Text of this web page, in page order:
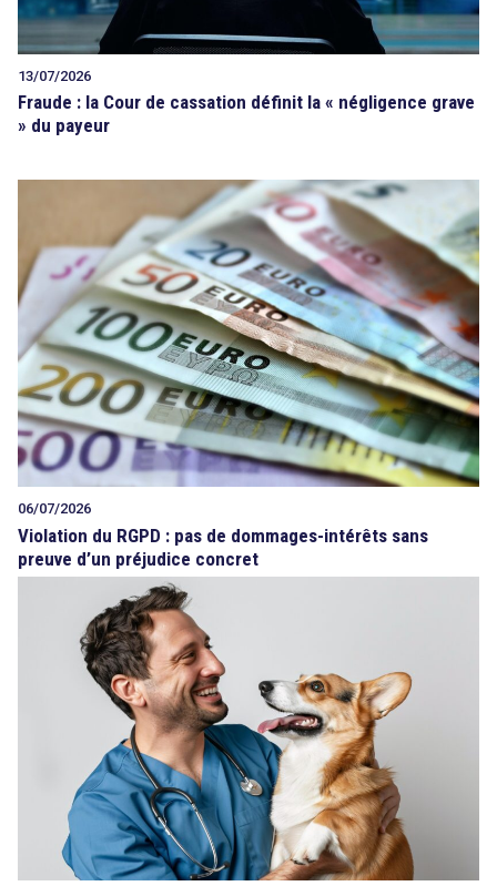
13/07/2026
Fraude : la Cour de cassation définit la « négligence grave
» du payeur
06/07/2026
Violation du RGPD : pas de dommages-intérêts sans
preuve d’un préjudice concret